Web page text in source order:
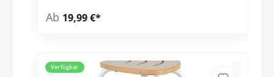
Ab 19,99 €*
Verfügbar